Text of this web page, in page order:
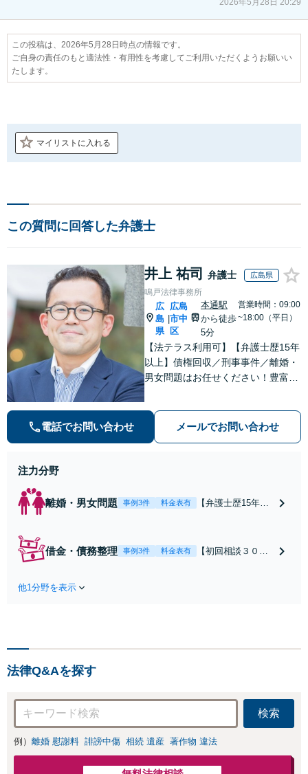
この投稿は、2026年5月28日時点の情報です。
ご自身の責任のもと適法性・有用性を考慮してご利用いただくようお願いい
たします。
マイリストに入れる
この質問に回答した弁護士
井上 祐司 弁護士 広島県
鳴戸法律事務所
広
島
県
広島
市中
区
本通駅
から徒歩
5分
営業時間：09:00
~18:00（平日）
【法テラス利用可】【弁護士歴15年
以上】債権回収／刑事事件／離婚・
男女問題はお任せください！豊富な
【子連れ相談】【完全個室相談】
【休日・夜間対応可】【本通駅5
電話でお問い合わせ メールでお問い合わせ
注力分野
離婚・男女問題 事例3件 料金表有
【弁護士歴15年以
家や住宅ローンを
借金・債務整理 事例3件 料金表有
【初回相談３０分
任意整理・個人再
をご説明し、より
良い解決を目指し
ます。
他1分野を表示
法律Q&Aを探す
検索
例） 離婚 慰謝料 誹謗中傷 相続 遺産 著作物 違法